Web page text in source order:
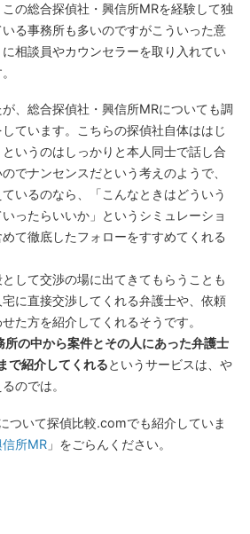
の総合探偵社・興信所MRを経験して独
る事務所も多いのですがこういった意
相談員やカウンセラーを取り入れてい
、総合探偵社・興信所MRについても調
ています。こちらの探偵社自体ははじ
いうのはしっかりと本人同士で話し合
でナンセンスだという考えのようで、
いるのなら、「こんなときはどういう
ったらいいか」というシミュレーショ
て徹底したフォローをすすめてくれる
して交渉の場に出てきてもらうことも
に直接交渉してくれる弁護士や、依頼
た方を紹介してくれるそうです。
の中から案件とその人にあった弁護士
で紹介してくれるというサービスは、や
のでは。
ついて探偵比較.comでも紹介していま
所MR 」をごらんください。